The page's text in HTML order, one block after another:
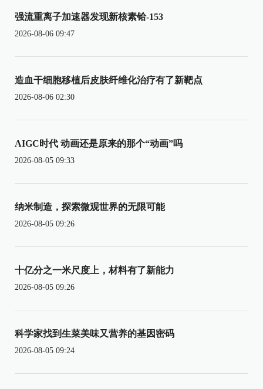
强流重离子加速器发现新核素铪-153
2026-08-06 09:47
造血干细胞移植后皮肤纤维化治疗有了新靶点
2026-08-06 02:30
AIGC时代 动画还是原来的那个“动画”吗
2026-08-05 09:33
纳米制造，探索微观世界的无限可能
2026-08-05 09:26
十亿分之一米尺度上，材料有了新能力
2026-08-05 09:26
科学家找到生菜美味又营养的基因密码
2026-08-05 09:24